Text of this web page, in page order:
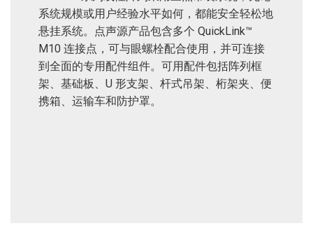
系统规模或用户经验水平如何，都能安全轻松地
悬挂系统。点声源产品包含多个 QuickLink™
M10 连接点，可与眼螺栓配合使用，并可连接
到全面的专用配件组件。可用配件包括阵列框
架、基础板、U 形支架、杆式吊架、桁架夹、便
携箱、运输车和防护罩。